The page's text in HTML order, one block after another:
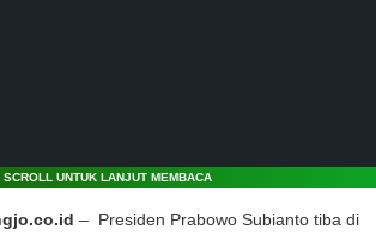
SCROLL UNTUK LANJUT MEMBACA
– Presiden Prabowo Subianto tiba di